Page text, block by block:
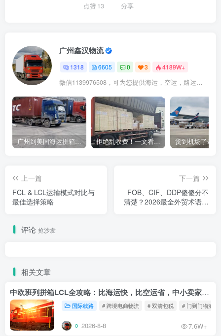
点赞13 分享
广州鑫汉物流
1318 6605 0 3 4189W+
微信1139976508，可为您提供海运，空运，路运，铁路运输
广州到美国海运拼箱多少钱？2024年最新运费构成+隐藏费用避坑指南 拒绝乱收费！一文看懂中国货代计费套路，教你避开所有隐形坑
上一篇
FCL & LCL运输模式对比与
最佳选择策略
下一篇
FOB、CIF、DDP傻傻分不
清楚？2026最全外贸术语解
评论 抢沙发
相关文章
中欧班列拼箱LCL全攻略：比海运快，比空运省，中小卖家的物流新宠！
国际线路 # 跨境电商物流 # 双清包税 # 门到门物流
2026-8-8 7.6W+